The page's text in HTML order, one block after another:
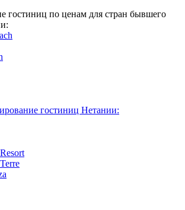
гостиниц по ценам для стран бывшего
гостиниц Нетании: